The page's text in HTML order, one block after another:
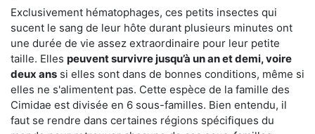
Exclusivement hématophages, ces petits insectes qui
sucent le sang de leur hôte durant plusieurs minutes ont
une durée de vie assez extraordinaire pour leur petite
taille. Elles peuvent survivre jusqu’à un an et demi, voire
deux ans si elles sont dans de bonnes conditions, même si
elles ne s'alimentent pas. Cette espèce de la famille des
Cimidae est divisée en 6 sous-familles. Bien entendu, il
faut se rendre dans certaines régions spécifiques du